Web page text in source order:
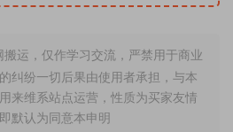
运，仅作学习交流，严禁用于商业
纠纷一切后果由使用者承担，与本
来维系站点运营，性质为买家友情
默认为同意本申明